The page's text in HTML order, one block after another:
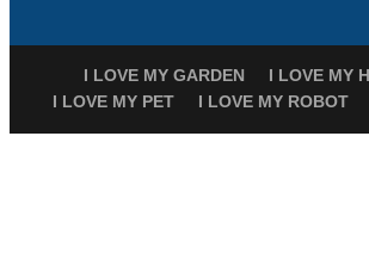
I LOVE MY GARDEN
I LOVE MY
I LOVE MY PET
I LOVE MY ROBOT